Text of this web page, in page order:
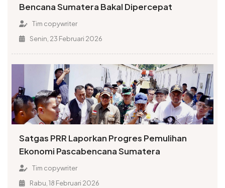
Bencana Sumatera Bakal Dipercepat
Tim copywriter
Senin, 23 Februari 2026
Satgas PRR Laporkan Progres Pemulihan
Ekonomi Pascabencana Sumatera
Tim copywriter
Rabu, 18 Februari 2026